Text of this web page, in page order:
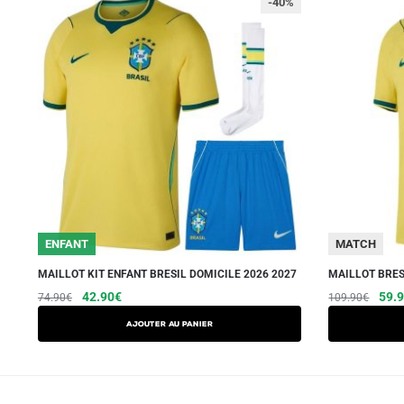
ENFANT
MAILLOT KIT ENFANT BRESIL DOMICILE 2026 2027
74.90€
Le
42.90€Le
AJOUTER AU PANIER
Ce
produit
a
MATCH
MAILLOT
109.90€
Le